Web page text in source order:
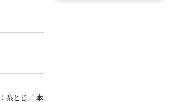
糸とじ ／ 本